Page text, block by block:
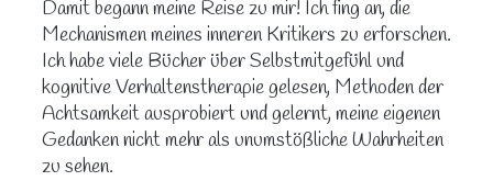
Damit begann meine Reise zu mir! Ich fing an, die
Mechanismen meines inneren Kritikers zu erforschen.
Ich habe viele Bücher über Selbstmitgefühl und
kognitive Verhaltenstherapie gelesen, Methoden der
Achtsamkeit ausprobiert und gelernt, meine eigenen
Gedanken nicht mehr als unumstößliche Wahrheiten
zu sehen.